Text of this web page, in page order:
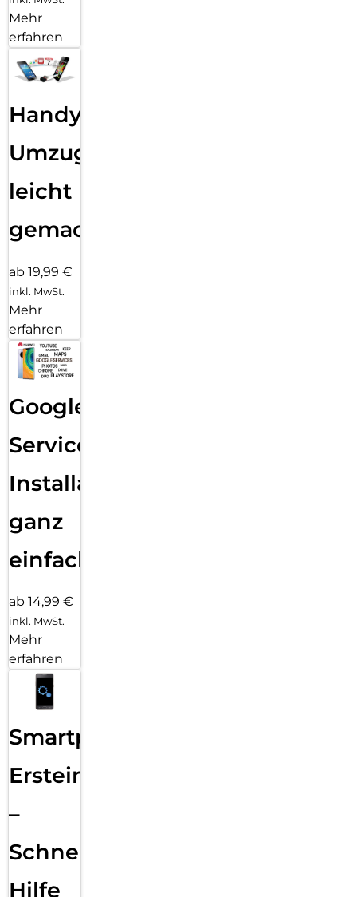
Mehr
erfahren
Handy
Umzug
leicht
gemacht!
ab 19,99 €
inkl. MwSt.
Mehr
erfahren
Google
Services
Installation
ganz
einfach
ab 14,99 €
inkl. MwSt.
Mehr
erfahren
Smartphone
Ersteinrichtung
–
Schnelle
Hilfe